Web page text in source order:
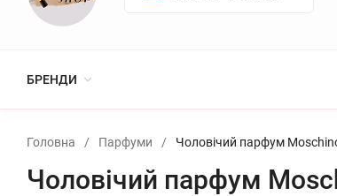
БРЕНДИ
Головна / Парфуми / Чоловічий парфум
Чоловічий парфум